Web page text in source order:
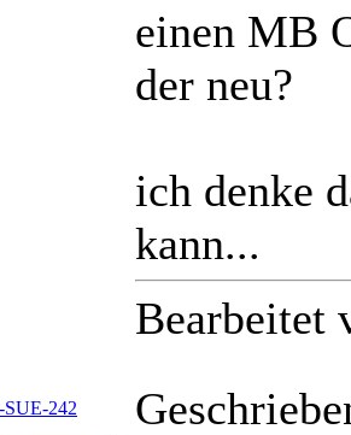
einen MB
der neu?
ich denke
kann...
Bearbeitet
242